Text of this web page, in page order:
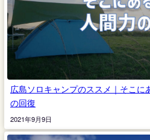
広島ソロキャンプのススメ｜そこに
の回復
2021年9月9日